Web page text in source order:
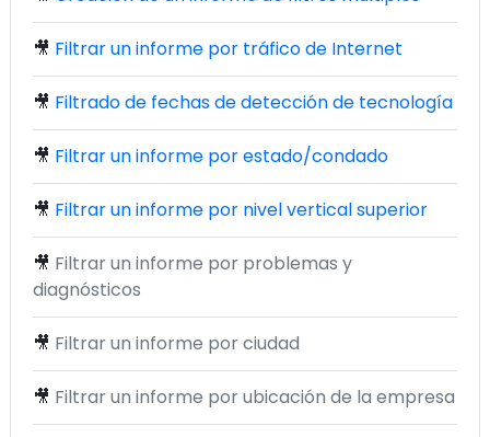
🎥 Filtrar un informe por tráfico de Internet
🎥 Filtrado de fechas de detección de tecnología
🎥 Filtrar un informe por estado/condado
🎥 Filtrar un informe por nivel vertical superior
🎥 Filtrar un informe por problemas y
diagnósticos
🎥 Filtrar un informe por ciudad
🎥 Filtrar un informe por ubicación de la empresa